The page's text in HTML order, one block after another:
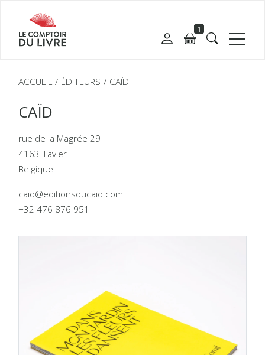
1
ACCUEIL ÉDITEURS CAÏD
CAÏD
rue de la Magrée 29
4163 Tavier
Belgique
caid@editionsducaid.com
+32 476 876 951